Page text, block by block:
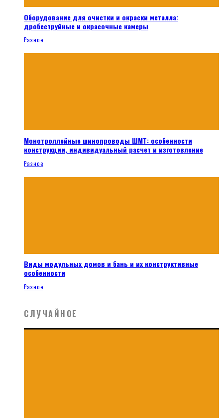
Оборудование для очистки и окраски металла:
дробеструйные и окрасочные камеры
Разное
Монотроллейные шинопроводы ШМТ: особенности
конструкции, индивидуальный расчет и изготовление
Разное
Виды модульных домов и бань и их конструктивные
особенности
Разное
СЛУЧАЙНОЕ